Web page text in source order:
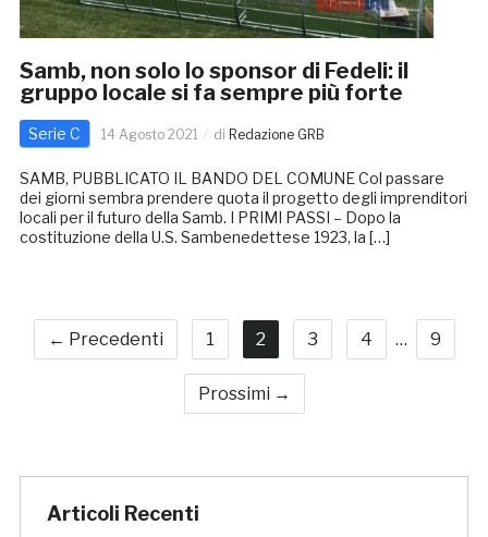
Samb, non solo lo sponsor di Fedeli: il
gruppo locale si fa sempre più forte
Serie C 14 Agosto 2021 di Redazione GRB
SAMB, PUBBLICATO IL BANDO DEL COMUNE Col passare
dei giorni sembra prendere quota il progetto degli imprenditori
locali per il futuro della Samb. I PRIMI PASSI – Dopo la
costituzione della U.S. Sambenedettese 1923, la […]
← Precedenti 1 2 3 4 … 9
Prossimi →
Articoli Recenti